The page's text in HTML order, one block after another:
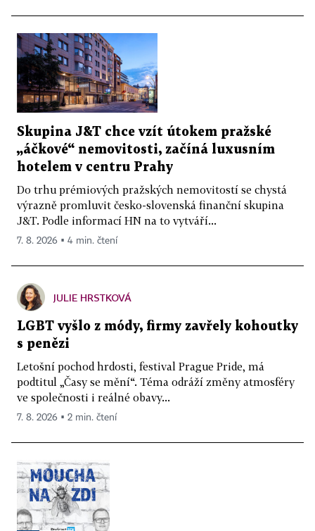
Skupina J&T chce vzít útokem pražské
„áčkové“ nemovitosti, začíná luxusním
hotelem v centru Prahy
Do trhu prémiových pražských nemovitostí se chystá
výrazně promluvit česko-slovenská finanční skupina
J&T. Podle informací HN na to vytváří...
7. 8. 2026 ▪ 4 min. čtení
JULIE HRSTKOVÁ
LGBT vyšlo z módy, firmy zavřely kohoutky
s penězi
Letošní pochod hrdosti, festival Prague Pride, má
podtitul „Časy se mění“. Téma odráží změny atmosféry
ve společnosti i reálné obavy...
7. 8. 2026 ▪ 2 min. čtení